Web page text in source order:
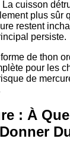
La cuisson
plus sûr
restent
persiste.
de thon
pour les
de
: À